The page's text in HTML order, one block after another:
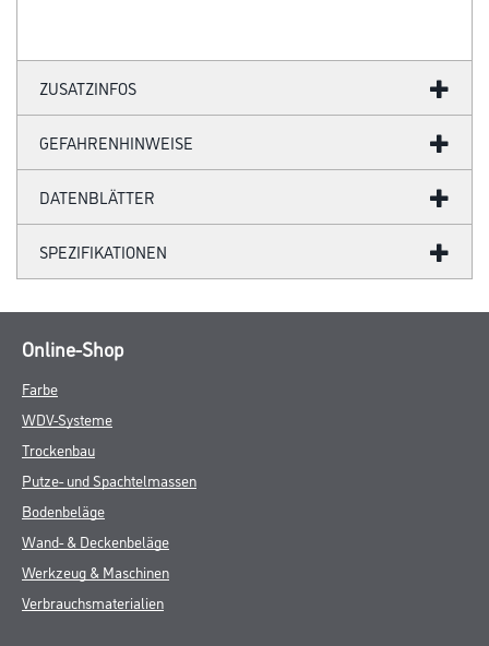
ZUSATZINFOS
GEFAHRENHINWEISE
DATENBLÄTTER
SPEZIFIKATIONEN
Online-Shop
Farbe
WDV-Systeme
Trockenbau
Putze- und Spachtelmassen
Bodenbeläge
Wand- & Deckenbeläge
Werkzeug & Maschinen
Verbrauchsmaterialien